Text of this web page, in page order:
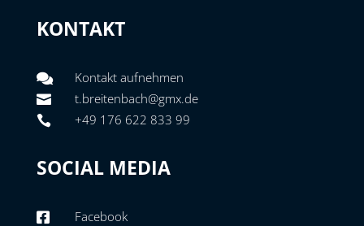
KONTAKT
 Kontakt aufnehmen
 t.breitenbach@gmx.de
 +49 176 622 833 99
SOCIAL MEDIA
 Facebook